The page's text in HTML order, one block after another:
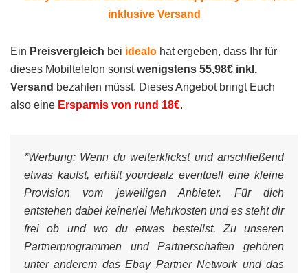
inklusive Versand
Ein Preisvergleich bei idealo hat ergeben, dass Ihr für
dieses Mobiltelefon sonstwenigstens 55,98€ inkl.
Versand bezahlen müsst. Dieses Angebot bringt Euch
also eine Ersparnis von rund 18€.
*Werbung: Wenn du weiterklickst und anschließend
etwas kaufst, erhält yourdealz eventuell eine kleine
Provision vom jeweiligen Anbieter. Für dich
entstehen dabei keinerlei Mehrkosten und es steht dir
frei ob und wo du etwas bestellst. Zu unseren
Partnerprogrammen und Partnerschaften gehören
unter anderem das Ebay Partner Network und das